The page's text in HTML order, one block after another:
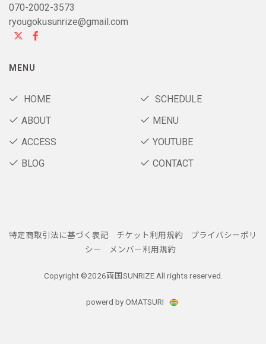
070-2002-3573
ryougokusunrize@gmail.com
MENU
HOME
SCHEDULE
ABOUT
MENU
ACCESS
YOUTUBE
BLOG
CONTACT
特定商取引法に基づく表記 チケット利用規約
プライバシーポリ
シー
メンバー利用規約
Copyright ©2026両国SUNRIZE All rights reserved.
powerd by OMATSURI